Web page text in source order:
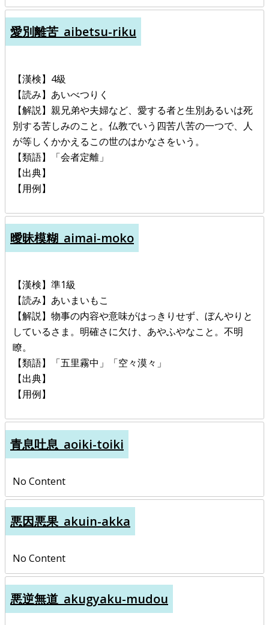
愛別離苦_aibetsu-riku
【漢検】4級
【読み】あいべつりく
【解説】親兄弟や夫婦など、愛する者と生別あるいは死
別する苦しみのこと。仏教でいう四苦八苦の一つで、人
が等しくかかえるこの世のはかなさをいう。
【類語】「会者定離」
【出典】
【用例】
曖昧模糊_aimai-moko
【漢検】準1級
【読み】あいまいもこ
【解説】物事の内容や意味がはっきりせず、ぼんやりと
しているさま。明確さに欠け、あやふやなこと。不明
瞭。
【類語】「五里霧中」「空々漠々」
【出典】
【用例】
青息吐息_aoiki-toiki
No Content
悪因悪果_akuin-akka
No Content
悪逆無道_akugyaku-mudou